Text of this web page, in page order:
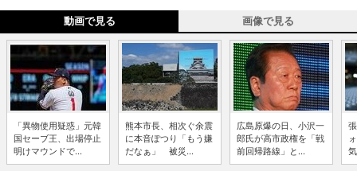
動画で見る 画像で見る
「異物使用疑惑」元韓
国セーブ王、出場停止
明けマウンドで...
熊本市長、相次ぐ余震
に本音ぽつり「もう嫌
だなぁ」 被災...
広島原爆の日、小沢一
郎氏が高市政権を「戦
前回帰路線」と...